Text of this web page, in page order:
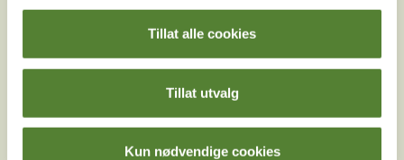
Tillat alle cookies
Tillat utvalg
Kun nødvendige cookies
Følg oss på
sosiale medier!